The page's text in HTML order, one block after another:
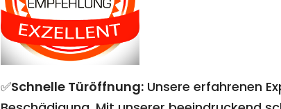
✅Schnelle Türöffnung: Unsere erfahrenen